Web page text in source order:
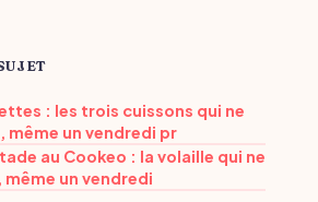
: les trois cuissons qui ne
même un vendredi pr
au Cookeo : la volaille qui ne
même un vendredi